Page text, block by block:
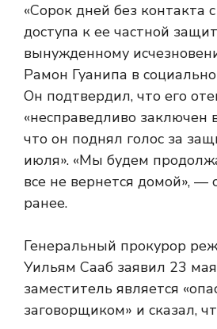
«Сорок дней без контакта
доступа к ее частной
вынужденному
Рамон Гуанипа в
Он подтвердил, что его
«несправедливо заключен
что он поднял голос за
июля». «Мы будем
все не вернется домой», —
ранее.
Генеральный прокурор
Уильям Сааб заявил 23
заместитель является
заговорщиком» и сказал,